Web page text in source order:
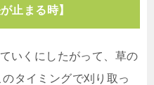
止まる時】
いくにしたがって、草の
タイミングで刈り取っ